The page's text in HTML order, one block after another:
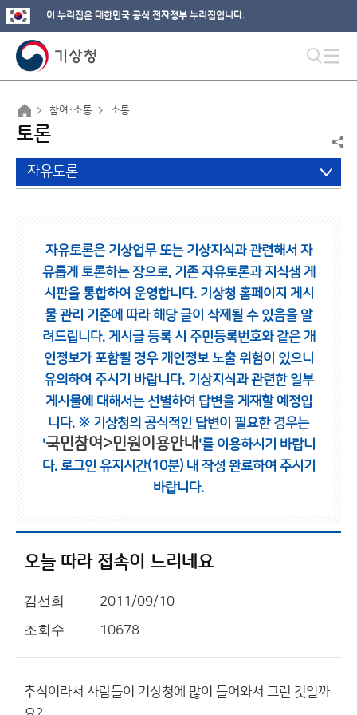
이 누리집은 대한민국 공식 전자정부 누리집입니다.
참여·소통 소통
토론
자유토론
자유토론은 기상업무 또는 기상지식과 관련해서 자
유롭게 토론하는 장으로, 기존 자유토론과 지식샘 게
시판을 통합하여 운영합니다. 기상청 홈페이지 게시
물 관리 기준에 따라 해당 글이 삭제될 수 있음을 알
려드립니다. 게시글 등록 시 주민등록번호와 같은 개
인정보가 포함될 경우 개인정보 노출 위험이 있으니
유의하여 주시기 바랍니다. 기상지식과 관련한 일부
게시물에 대해서는 선별하여 답변을 게재할 예정입
니다. ※ 기상청의 공식적인 답변이 필요한 경우는
'국민참여>민원이용안내 '를 이용하시기 바랍니
다. 로그인 유지시간(10분) 내 작성 완료하여 주시기
바랍니다.
오늘 따라 접속이 느리네요
김선희 2011/09/10
조회수 10678
추석이라서 사람들이 기상청에 많이 들어와서 그런 것일까